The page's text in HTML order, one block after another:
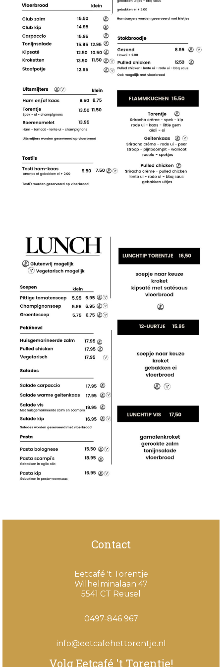
Contact
Eetcafé 't Torentje
Wilhelminalaan 47
5541 CT Reusel
0497-846 967
info@eetcafehettorentje.nl
Volg Eetcafé 't Torentje!